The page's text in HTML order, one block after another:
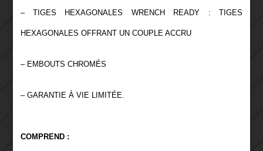
– TIGES HEXAGONALES WRENCH READY : TIGES
HEXAGONALES OFFRANT UN COUPLE ACCRU
– EMBOUTS CHROMÉS
– GARANTIE À VIE LIMITÉE.
COMPREND :